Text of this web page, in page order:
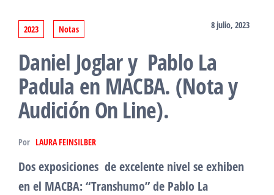
2023 Notas 8 julio, 2023
Daniel Joglar y Pablo La
Padula en MACBA. (Nota y
Audición On Line).
Por LAURA FEINSILBER
Dos exposiciones de excelente nivel se exhiben
en el MACBA: “Transhumo” de Pablo La